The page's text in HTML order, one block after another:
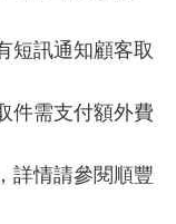
短訊通知顧客取
件需支付額外費
詳情請參閱順豐